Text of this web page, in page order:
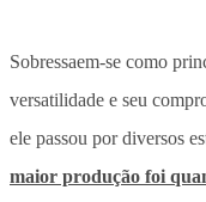
Sobressaem-se como
versatilidade e seu
ele passou por diversos
maior produção foi